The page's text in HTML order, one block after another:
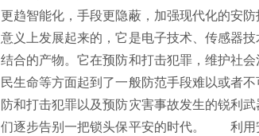
更趋智能化，手段更隐蔽，加强现代化的安
意义上发展起来的，它是电子技术、传感器
结合的产物。它在预防和打击犯罪，维护社
民生命等方面起到了一般防范手段难以或者
防和打击犯罪以及预防灾害事故发生的锐利
们逐步告别一把锁头保平安的时代。 利用